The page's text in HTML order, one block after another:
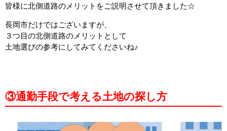
皆様に北側道路のメリットをご説明させて頂きました☆
長岡市だけではございますが、
３つ目の北側道路のメリットとして
土地選びの参考にしてみてくださいね♪
③通勤手段で考える土地の探し方